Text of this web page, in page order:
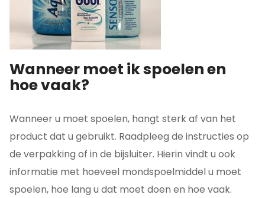
Wanneer moet ik spoelen en
hoe vaak?
Wanneer u moet spoelen, hangt sterk af van het
product dat u gebruikt. Raadpleeg de instructies op
de verpakking of in de bijsluiter. Hierin vindt u ook
informatie met hoeveel mondspoelmiddel u moet
spoelen, hoe lang u dat moet doen en hoe vaak.